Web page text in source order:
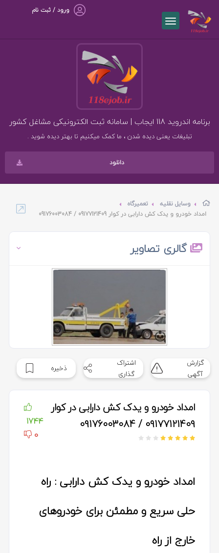
ورود / ثبت نام
برنامه اندروید 118 ایجاب | سامانه ثبت الکترونیکی مشاغل کشور
تبلیغات یعنی دیده شدن ، ما کمک میکنیم تا بهتر دیده شوید .
دانلود
وسایل نقلیه
تعمیرگاه
امداد خودرو و یدک کش دارابی در کوار 09177121409 / 09176003084
گالری تصاویر
گزارش
آگهی
اشتراک
گذاری
ذخیره
امداد خودرو و یدک کش دارابی در کوار
09177121409 / 09176003084
1744
0
امداد خودرو و یدک کش دارابی : راه
حلی سریع و مطمئن برای خودروهای
خارج از راه